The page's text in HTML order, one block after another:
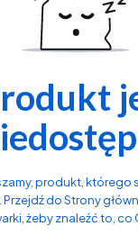
produkt, którego
do Strony
żeby znaleźć to, co